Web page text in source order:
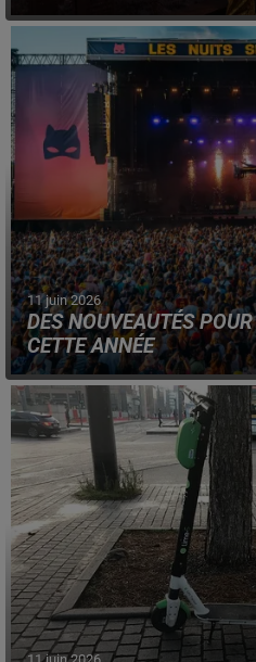
Révélé pour l'ouverture de la
porté par David Guetta, la
Andrea Boccelli.
11 juin 2026
DES NOUVEAUTÉS
CETTE ANNÉE
Le festival revient à Aulnoye-
juillet, avec quelques